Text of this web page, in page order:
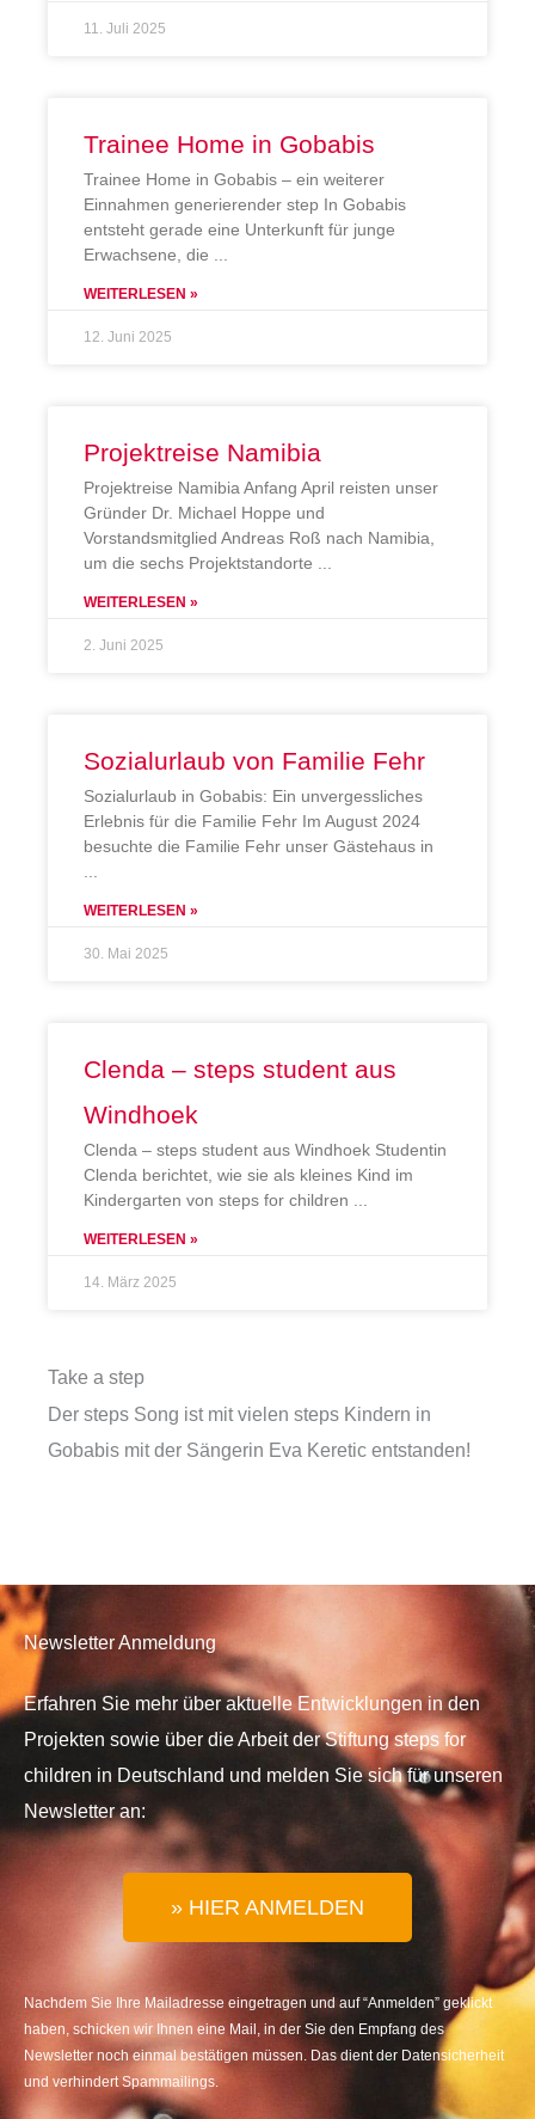
11. Juli 2025
Trainee Home in Gobabis
Trainee Home in Gobabis – ein weiterer
Einnahmen generierender step In Gobabis
entsteht gerade eine Unterkunft für junge
Erwachsene, die
WEITERLESEN »
12. Juni 2025
Projektreise Namibia
Projektreise Namibia Anfang April reisten unser
Gründer Dr. Michael Hoppe und
Vorstandsmitglied Andreas Roß nach Namibia,
um die sechs Projektstandorte
WEITERLESEN »
2. Juni 2025
Sozialurlaub von Familie Fehr
Sozialurlaub in Gobabis: Ein unvergessliches
Erlebnis für die Familie Fehr Im August 2024
besuchte die Familie Fehr unser Gästehaus in
WEITERLESEN »
30. Mai 2025
Clenda – steps student aus
Windhoek
Clenda – steps student aus Windhoek Studentin
Clenda berichtet, wie sie als kleines Kind im
Kindergarten von steps for children
WEITERLESEN »
14. März 2025
Take a step
Der steps Song ist mit vielen steps Kindern in
Gobabis mit der Sängerin Eva Keretic entstanden!
Newsletter Anmeldung
Erfahren Sie mehr über aktuelle Entwicklungen in den
Projekten sowie über die Arbeit der Stiftung steps for
children in Deutschland und melden Sie sich für unseren
Newsletter an:
» HIER ANMELDEN
Nachdem Sie Ihre Mailadresse eingetragen und auf “Anmelden” geklickt
haben, schicken wir Ihnen eine Mail, in der Sie den Empfang des
Newsletter noch einmal bestätigen müssen. Das dient der Datensicherheit
und verhindert Spammailings.